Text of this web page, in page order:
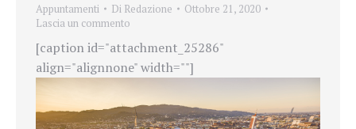
Appuntamenti Di Redazione
Ottobre 21, 2020
Lascia un commento
[caption id="attachment_25286"
align="alignnone" width=""]